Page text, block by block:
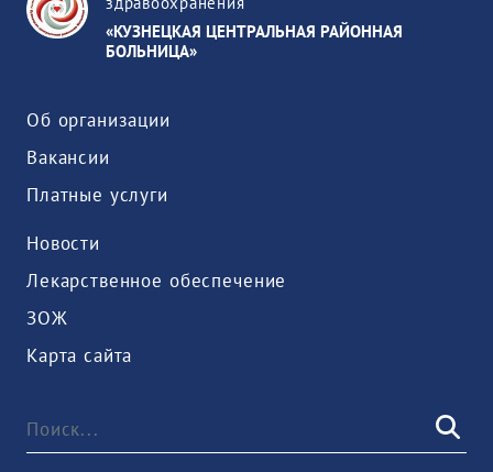
«КУЗНЕЦКАЯ ЦЕНТРАЛЬНАЯ РАЙОННАЯ
БОЛЬНИЦА»
Об организации
Вакансии
Платные услуги
Новости
Лекарственное обеспечение
ЗОЖ
Карта сайта